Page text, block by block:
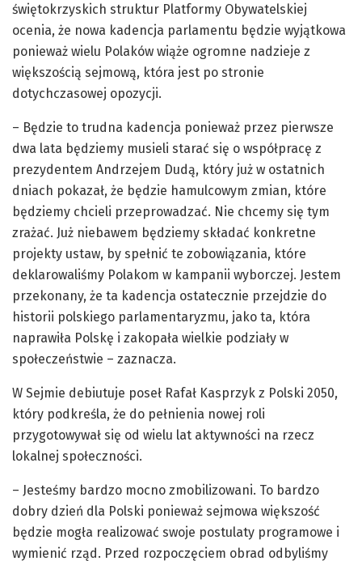
świętokrzyskich struktur Platformy Obywatelskiej
ocenia, że nowa kadencja parlamentu będzie wyjątkowa
ponieważ wielu Polaków wiąże ogromne nadzieje z
większością sejmową, która jest po stronie
dotychczasowej opozycji.
– Będzie to trudna kadencja ponieważ przez pierwsze
dwa lata będziemy musieli starać się o współpracę z
prezydentem Andrzejem Dudą, który już w ostatnich
dniach pokazał, że będzie hamulcowym zmian, które
będziemy chcieli przeprowadzać. Nie chcemy się tym
zrażać. Już niebawem będziemy składać konkretne
projekty ustaw, by spełnić te zobowiązania, które
deklarowaliśmy Polakom w kampanii wyborczej. Jestem
przekonany, że ta kadencja ostatecznie przejdzie do
historii polskiego parlamentaryzmu, jako ta, która
naprawiła Polskę i zakopała wielkie podziały w
społeczeństwie – zaznacza.
W Sejmie debiutuje poseł Rafał Kasprzyk z Polski 2050,
który podkreśla, że do pełnienia nowej roli
przygotowywał się od wielu lat aktywności na rzecz
lokalnej społeczności.
– Jesteśmy bardzo mocno zmobilizowani. To bardzo
dobry dzień dla Polski ponieważ sejmowa większość
będzie mogła realizować swoje postulaty programowe i
wymienić rząd. Przed rozpoczęciem obrad odbyliśmy